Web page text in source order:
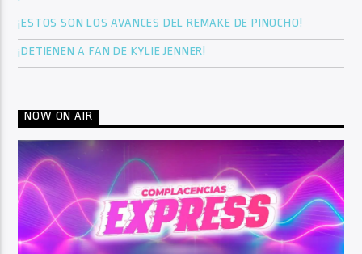
¡ESTOS SON LOS AVANCES DEL REMAKE DE PINOCHO!
¡DETIENEN A FAN DE KYLIE JENNER!
NOW ON AIR